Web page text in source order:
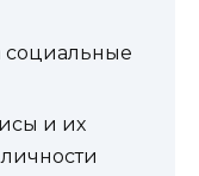
и их